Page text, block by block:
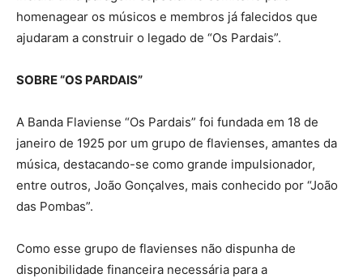
homenagear os músicos e membros já falecidos que
ajudaram a construir o legado de “Os Pardais”.
SOBRE “OS PARDAIS”
A Banda Flaviense “Os Pardais” foi fundada em 18 de
janeiro de 1925 por um grupo de flavienses, amantes da
música, destacando-se como grande impulsionador,
entre outros, João Gonçalves, mais conhecido por “João
das Pombas”.
Como esse grupo de flavienses não dispunha de
disponibilidade financeira necessária para a